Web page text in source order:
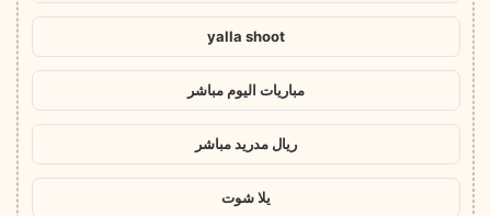
yalla shoot
مباريات اليوم مباشر
ريال مدريد مباشر
يلا شوت